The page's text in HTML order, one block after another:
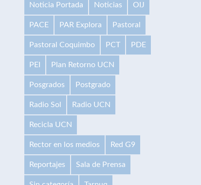
Noticia Portada Noticias OIJ
PACE PAR Explora Pastoral
Pastoral Coquimbo PCT PDE
PEI Plan Retorno UCN
Posgrados Postgrado
Radio Sol Radio UCN
Recicla UCN
Rector en los medios Red G9
Reportajes Sala de Prensa